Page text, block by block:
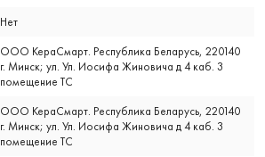
Нет
ООО КераСмарт. Республика Беларусь, 220140
г. Минск; ул. Ул. Иосифа Жиновича д 4 каб. 3
помещение ТС
ООО КераСмарт. Республика Беларусь, 220140
г. Минск; ул. Ул. Иосифа Жиновича д 4 каб. 3
помещение ТС